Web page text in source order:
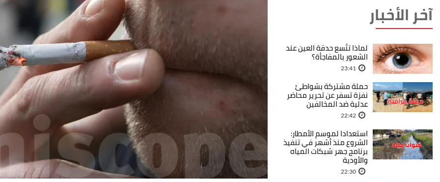
آخر الأخبار
لماذا تتّسع حدقة العين عند
الشعور بالمفاجأة؟
23:41
حملة مشتركة بشواطئ
نفزة تسفر عن تحرير محاضر
عدلية ضد المخالفين
22:42
استعدادا لموسم الأمطار:
الشروع منذ أشهر في تنفيذ
برنامج جهر شبكات المياه
والأودية
22:30